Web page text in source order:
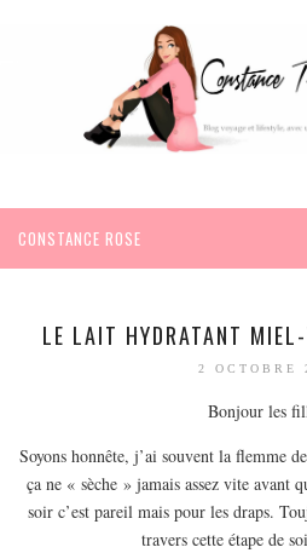
CONSTANCE ROSE
VOYAGES
AMÉRIQUE
MEXIQUE
LE LAIT HYDRATANT
2 OCTOBRE
Bonjour les
Soyons honnête, j’ai souvent la flemme
ça ne « sèche » jamais assez vite avant
soir c’est pareil mais pour les draps.
travers cette étape de